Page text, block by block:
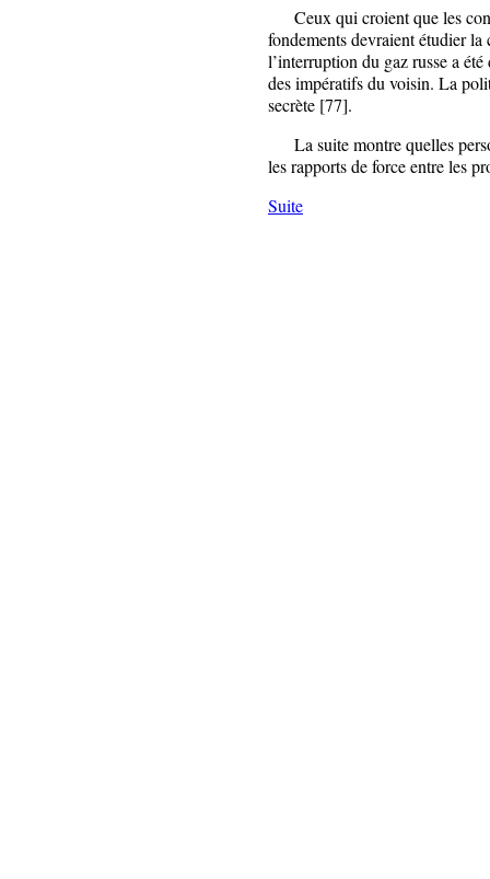
Ceux qui croient que les
fondements devraient étudier
l’interruption du gaz russe a
des impératifs du voisin. La
secrète [77].
La suite montre quelles
les rapports de force entre les
Suite